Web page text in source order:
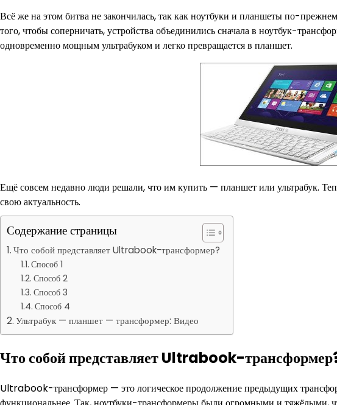
Всё же на этом битва не закончилась, так как ноутбуки и планшеты по-
того, чтобы соперничать, устройства объединились сначала в ноутбук-
одновременно мощным ультрабуком и легко превращается в планшет.
Ещё совсем недавно люди решали, что им купить — планшет или ультрабук.
свою актуальность.
Содержание страницы
Что собой представляет Ultrabook-трансформер?
Способ 1
Способ 2
Способ 3
Способ 4
Ультрабук — планшет — трансформер: Видео
Что собой представляет Ultrabook-
Ultrabook-трансформер — это логическое продолжение предыдущих